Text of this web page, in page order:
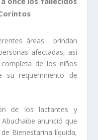
áreas brindan
afectadas, así
de los niños
su requerimiento de
de los lactantes y
anunció que
Bienestarina líquida,